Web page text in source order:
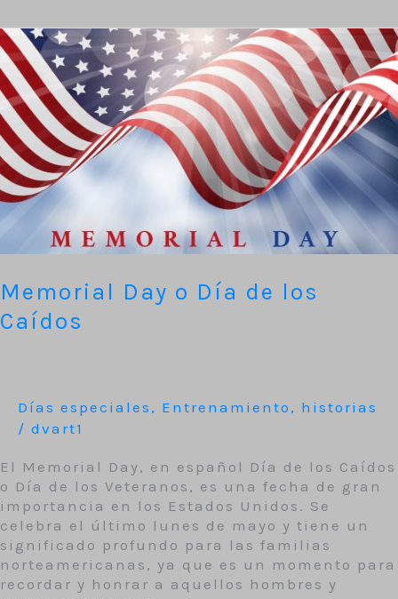
Memorial Day o Día de los
Caídos
Días especiales , Entrenamiento , historias
/ dvart1
El Memorial Day, en español Día de los Caídos
o Día de los Veteranos, es una fecha de gran
importancia en los Estados Unidos. Se
celebra el último lunes de mayo y tiene un
significado profundo para las familias
norteamericanas, ya que es un momento para
recordar y honrar a aquellos hombres y
Memorial
Day
o
Día
de
los
Caídos